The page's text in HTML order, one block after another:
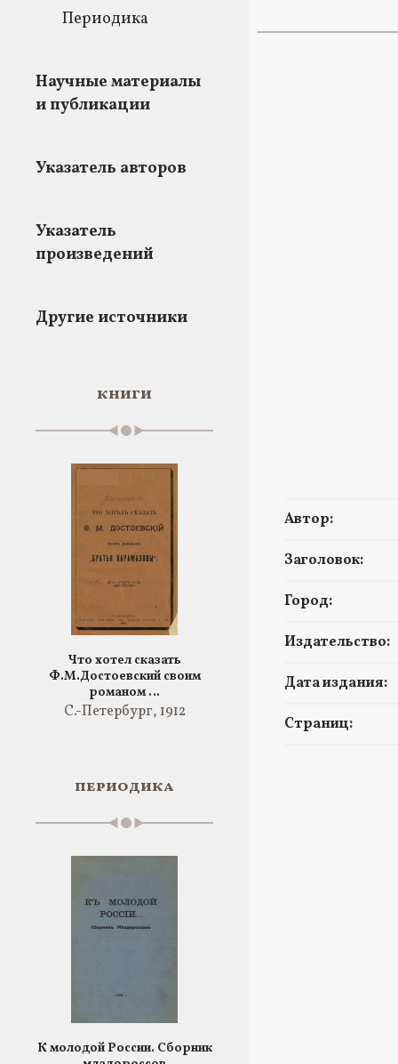
Периодика
Научные материалы
и публикации
Указатель авторов
Указатель
произведений
Другие источники
книги
Что хотел сказать
Ф.М.Достоевский своим
романом …
С.-Петербург, 1912
периодика
К молодой России. Сборник
Автор:
Заголовок:
Город:
Издательство:
Дата издания:
Страниц: